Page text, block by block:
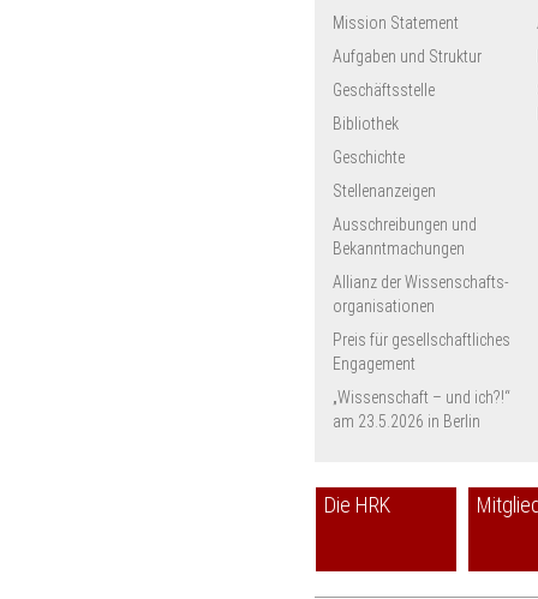
Mission Statement
Aufgaben und Struktur
Geschäftsstelle
Bibliothek
Geschichte
Stellenanzeigen
Ausschreibungen und
Bekanntmachungen
Allianz der Wissenschafts­
organisationen
Preis für gesellschaftliches
Engagement
„Wissenschaft – und ich?!“
am 23.5.2026 in Berlin
Die HRK